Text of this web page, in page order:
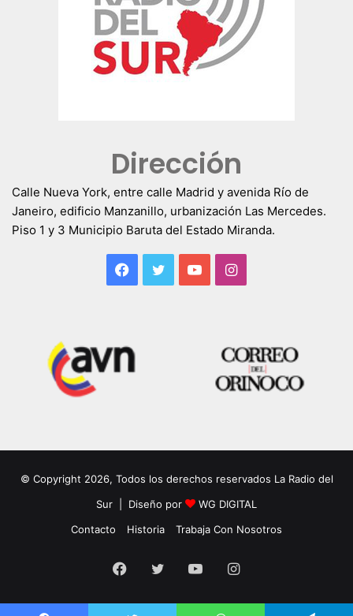
Dirección
Calle Nueva York, entre calle Madrid y avenida Río de
Janeiro, edificio Manzanillo, urbanización Las Mercedes.
Piso 1 y 3 Municipio Baruta del Estado Miranda.
Facebook
TwitterYouTubeInstagram
© Copyright 2026, Todos los derechos reservados La Radio del
Sur | Diseño por
WG DIGITAL
Contacto
Historia Trabaja Con Nosotros
Facebook
TwitterYouTubeInstagram